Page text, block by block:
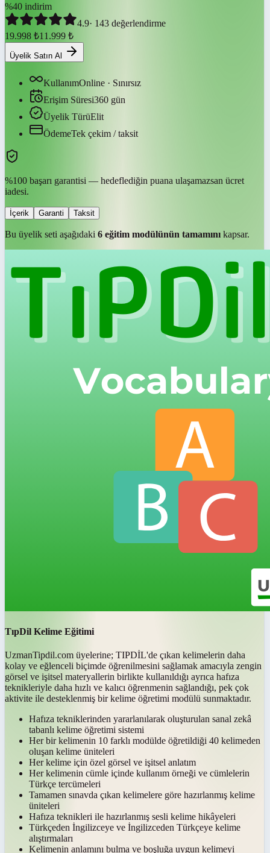
%40 indirim
4.9· 143 değerlendirme
19.998 ₺11.999 ₺
Üyelik Satın Al
KullanımOnline · Sınırsız
Erişim Süresi360 gün
Üyelik TürüElit
ÖdemeTek çekim / taksit
%100 başarı garantisi — hedeflediğin puana ulaşamazsan ücret
iadesi.
İçerik Garanti Taksit
Bu üyelik seti aşağıdaki 6 eğitim modülünün tamamını kapsar.
TıpDil Kelime Eğitimi
UzmanTipdil.com üyelerine; TIPDİL'de çıkan kelimelerin daha
kolay ve eğlenceli biçimde öğrenilmesini sağlamak amacıyla zengin
görsel ve işitsel materyallerin birlikte kullanıldığı ayrıca hafıza
teknikleriyle daha hızlı ve kalıcı öğrenmenin sağlandığı, pek çok
aktivite ile desteklenmiş bir kelime öğretimi modülü sunmaktadır.
Hafıza tekniklerinden yararlanılarak oluşturulan sanal zekâ
tabanlı kelime öğretimi sistemi
Her bir kelimenin 10 farklı modülde öğretildiği 40 kelimeden
oluşan kelime üniteleri
Her kelime için özel görsel ve işitsel anlatım
Her kelimenin cümle içinde kullanım örneği ve cümlelerin
Türkçe tercümeleri
Tamamen sınavda çıkan kelimelere göre hazırlanmış kelime
üniteleri
Hafıza teknikleri ile hazırlanmış sesli kelime hikâyeleri
Türkçeden İngilizceye ve İngilizceden Türkçeye kelime
alıştırmaları
Kelimenin anlamını bulma ve boşluğa uygun kelimeyi